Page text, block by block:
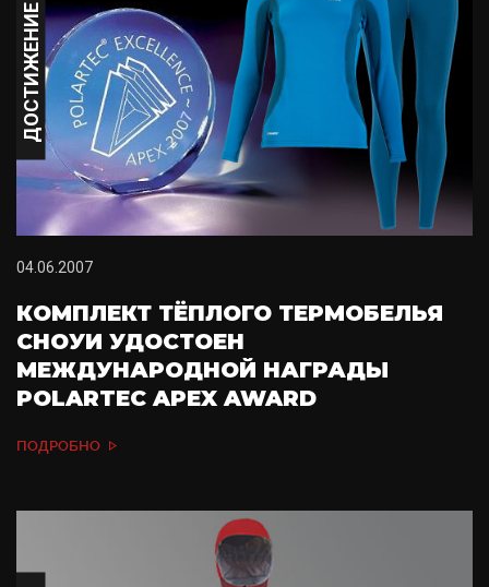
ДОСТИЖЕНИЕ
04.06.2007
КОМПЛЕКТ ТЁПЛОГО ТЕРМОБЕЛЬЯ
СНОУИ УДОСТОЕН
МЕЖДУНАРОДНОЙ НАГРАДЫ
POLARTEC APEX AWARD
ПОДРОБНО